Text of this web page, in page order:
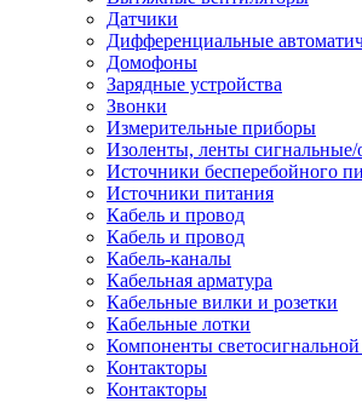
Датчики
Дифференциальные
Домофоны
Зарядные устройства
Звонки
Измерительные приборы
Изоленты, ленты сигнальные/
Источники бесперебойного
Источники питания
Кабель и провод
Кабель и провод
Кабель-каналы
Кабельная арматура
Кабельные вилки и розетки
Кабельные лотки
Компоненты
Контакторы
Контакторы